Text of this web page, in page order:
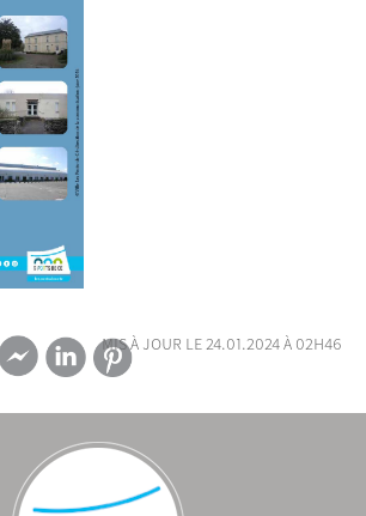
mis à jour le 24.01.2024 à 02h46